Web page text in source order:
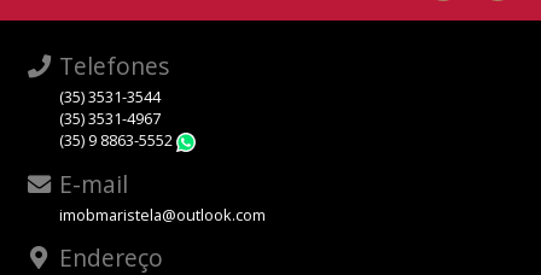
Telefones
(35) 3531-3544
(35) 3531-4967
(35) 9 8863-5552
E-mail
imobmaristela@outlook.com
Endereço